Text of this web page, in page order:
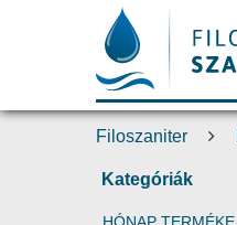
Filoszaniter
Kategóriák
HÓNAP TERMÉKE